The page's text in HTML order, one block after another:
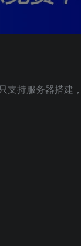
支持服务器搭建